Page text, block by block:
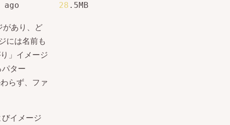
ago 28 .5MB
があり、ど
には名前も
」イメージ
ター
らず、ファ
イメージ